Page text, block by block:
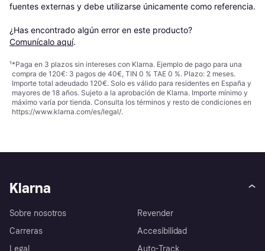
fuentes externas y debe utilizarse únicamente como referencia.
¿Has encontrado algún error en este producto?
Comunícalo aquí.
¹*Paga en 3 plazos sin intereses con Klarna. Ejemplo de pago para una
compra de 120€: 3 pagos de 40€, TIN 0 % TAE 0 %. Plazo: 2 meses.
Importe total adeudado 120€. Solo es válido para residentes en España y
mayores de 18 años. Sujeto a la aprobación de Klarna. Importe mínimo y
máximo varía por tienda. Consulta los términos y resto de condiciones en
https://www.klarna.com/es/legal/.
Klarna
Sobre nosotros
Carreras
Legal
Revender
Accesibilidad
Auto-Track